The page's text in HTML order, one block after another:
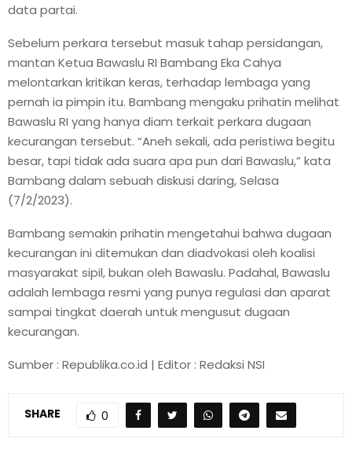
data partai.
Sebelum perkara tersebut masuk tahap persidangan,
mantan Ketua Bawaslu RI Bambang Eka Cahya
melontarkan kritikan keras, terhadap lembaga yang
pernah ia pimpin itu. Bambang mengaku prihatin melihat
Bawaslu RI yang hanya diam terkait perkara dugaan
kecurangan tersebut. “Aneh sekali, ada peristiwa begitu
besar, tapi tidak ada suara apa pun dari Bawaslu,” kata
Bambang dalam sebuah diskusi daring, Selasa
(7/2/2023).
Bambang semakin prihatin mengetahui bahwa dugaan
kecurangan ini ditemukan dan diadvokasi oleh koalisi
masyarakat sipil, bukan oleh Bawaslu. Padahal, Bawaslu
adalah lembaga resmi yang punya regulasi dan aparat
sampai tingkat daerah untuk mengusut dugaan
kecurangan.
Sumber : Republika.co.id | Editor : Redaksi NSI
SHARE 0